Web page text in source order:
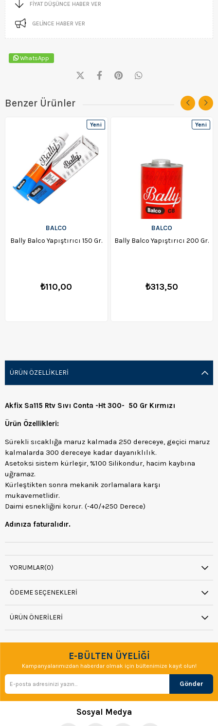
FIYAT DÜŞÜNCE HABER VER
GELINCE HABER VER
WhatsApp
Benzer Ürünler
BALCO
Bally Balco Yapıştırıcı 150 Gr.
₺110,00
Yeni
BALCO
Bally Balco Yapıştırıcı 200 Gr.
₺313,50
Yeni
ÜRÜN ÖZELLIKLERI
Akfix Sa115 Rtv Sıvı Conta -Ht 300- 50 Gr Kırmızı
Ürün Özellikleri:
Sürekli sıcaklığa maruz kalmada 250 dereceye, geçici maruz
kalmalarda 300 dereceye kadar dayanıklılık.
Asetoksi sistem kürleşir, %100 Silikondur, hacim kaybına
uğramaz.
Kürleştikten sonra mekanik zorlamalara karşı
mukavemetlidir.
Daimi esnekliğini korur. (-40/+250 Derece)
Adınıza faturalıdır.
YORUMLAR(0)
ÖDEME SEÇENEKLERI
ÜRÜN ÖNERILERI
E-BÜLTEN ÜYELİĞİ
Kampanyalarımızdan haberdar olmak için bültenimize kayıt olun!
Gönder
Sosyal Medya